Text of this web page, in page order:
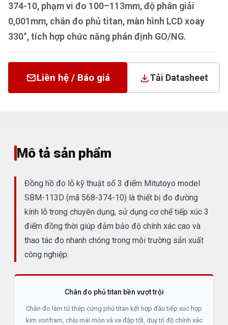
374-10, phạm vi đo 100–113mm, độ phân giải
0,001mm, chân đo phủ titan, màn hình LCD xoay
330°, tích hợp chức năng phán định GO/NG.
Liên hệ / Báo giá Tải Datasheet
Mô tả sản phẩm
Đồng hồ đo lỗ kỹ thuật số 3 điểm Mitutoyo model
SBM-113D (mã 568-374-10) là thiết bị đo đường
kính lỗ trong chuyên dụng, sử dụng cơ chế tiếp xúc 3
điểm đồng thời giúp đảm bảo độ chính xác cao và
thao tác đo nhanh chóng trong môi trường sản xuất
công nghiệp.
Chân đo phủ titan bền vượt trội
Chân đo làm từ thép cứng phủ titan kết hợp đầu tiếp xúc hợp
kim vonfram, chịu mài mòn và va đập tốt, duy trì độ chính xác